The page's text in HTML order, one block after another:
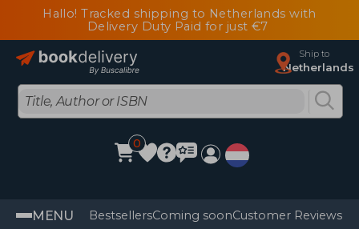
Hallo! Tracked shipping to Netherlands with
Delivery Duty Paid for just €7
Ship to
Netherlands
0
MENU BestsellersComing soonCustomer Reviews